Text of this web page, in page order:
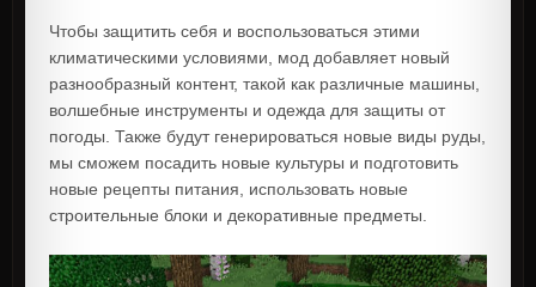
Чтобы защитить себя и воспользоваться этими
климатическими условиями, мод добавляет новый
разнообразный контент, такой как различные машины,
волшебные инструменты и одежда для защиты от
погоды. Также будут генерироваться новые виды руды,
мы сможем посадить новые культуры и подготовить
новые рецепты питания, использовать новые
строительные блоки и декоративные предметы.